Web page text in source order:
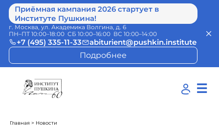
Приёмная кампания 2026 стартует в
Институте Пушкина!
г. Москва, ул. Академика Волгина, д. 6
ПН–ПТ 10:00–18:00 СБ 10:00–16:00 ВС 10:00–14:00
+7 (495) 335-11-33
abiturient@pushkin.institute
Подробнее
☰
Главная > Новости